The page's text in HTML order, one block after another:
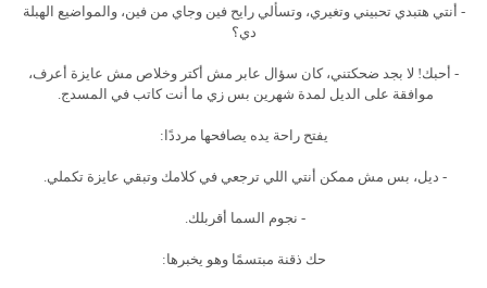
- أنتي هتبدي تحبيني وتغيري، وتسألي رايح فين وجاي من فين، والمواضيع الهبلة
دي؟
- أحبك! لا بجد ضحكتني، كان سؤال عابر مش أكتر وخلاص مش عايزة أعرف،
موافقة على الديل لمدة شهرين بس زي ما أنت كاتب في المسدج.
يفتح راحة يده يصافحها مرددًا:
- ديل، بس مش ممكن أنتي اللي ترجعي في كلامك وتبقي عايزة تكملي.
- نجوم السما أقربلك.
حك ذقنة مبتسمًا وهو يخبرها: